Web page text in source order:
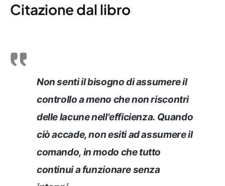
Citazione dal libro
Non senti il bisogno di assumere il
controllo a meno che non riscontri
delle lacune nell'efficienza. Quando
ciò accade, non esiti ad assumere il
comando, in modo che tutto
continui a funzionare senza